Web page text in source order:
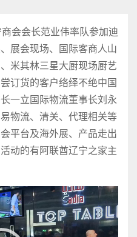
会会长范业伟率队参加迪
展会现场、国际客商人山
米其林三星大厨现场厨艺
订货的客户络绎不绝中国
一立国际物流董事长刘永
物流、清关、代理相关等
平台及海外展、产品走出
动的有阿联酋辽宁之家主